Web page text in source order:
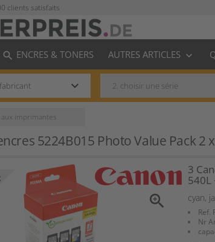
clients satisfaits
search ENCRES & TONERS AUTRES ARTICLES keyboard_arrow_down
keyboard_arrow_down
imprimantes
5224B015 Photo Value Pack 2
zoom_in
3
540L
cyan,
Ref.
Nr